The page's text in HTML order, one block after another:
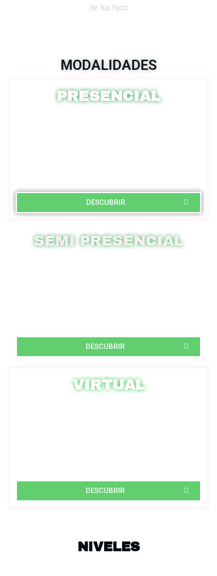
de tus hijos
MODALIDADES
PRESENCIAL
DESCUBRIR
SEMI PRESENCIAL
DESCUBRIR
VIRTUAL
DESCUBRIR
NIVELES